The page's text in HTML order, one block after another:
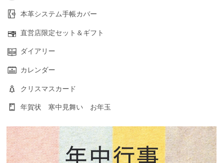
本革システム手帳カバー
直営店限定セット＆ギフト
ダイアリー
カレンダー
クリスマスカード
年賀状 寒中見舞い お年玉